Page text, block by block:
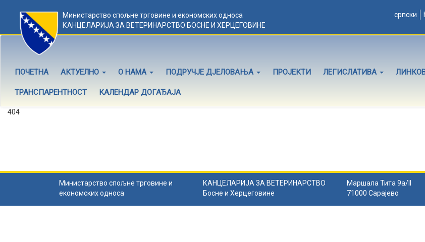
Министарство спољне трговине и економских односа
КАНЦЕЛАРИЈА ЗА ВЕТЕРИНАРСТВО БОСНЕ И ХЕРЦЕГОВИНЕ
српски
ПОЧЕТНА АКТУЕЛНО О НАМА ПОДРУЧЈЕ ДЈЕЛОВАЊА ПРОЈЕКТИ ЛЕГИСЛАТИВА
ТРАНСПАРЕНТНОСТ КАЛЕНДАР ДОГАЂАЈА
404
Министарство спољне трговине и
економских односа
КАНЦЕЛАРИЈА ЗА ВЕТЕРИНАРСТВО
Босне и Херцеговине
Маршала Тита 9а/II
71000 Сарајево